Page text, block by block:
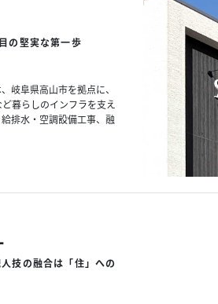
の 堅実な第一歩
岐阜県高山市を拠点に、
暮らしのインフラを支え
排水・空調設備工事、融
技の融合は 「住」への